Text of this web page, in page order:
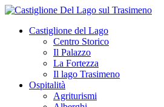
Castiglione del Lago
Centro Storico
Il Palazzo
La Fortezza
Il lago Trasimeno
Ospitalità
Agriturismi